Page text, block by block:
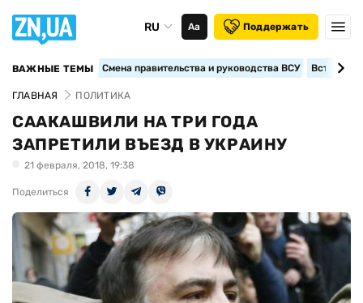
RU Аа Поддержать
ВАЖНЫЕ ТЕМЫ Смена правительства и руководства ВСУ
ГЛАВНАЯ ПОЛИТИКА
СААКАШВИЛИ НА ТРИ ГОДА
ЗАПРЕТИЛИ ВЪЕЗД В УКРАИНУ
21 февраля, 2018, 19:38
Поделиться